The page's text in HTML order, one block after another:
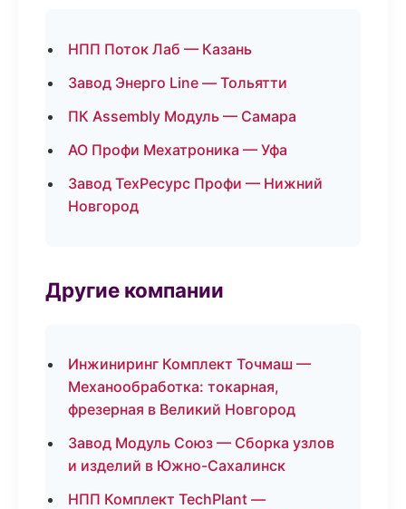
НПП Поток Лаб — Казань
Завод Энерго Line — Тольятти
ПК Assembly Модуль — Самара
АО Профи Мехатроника — Уфа
Завод ТехРесурс Профи — Нижний
Новгород
Другие компании
Инжиниринг Комплект Точмаш —
Механообработка: токарная,
фрезерная в Великий Новгород
Завод Модуль Союз — Сборка узлов
и изделий в Южно-Сахалинск
НПП Комплект TechPlant —